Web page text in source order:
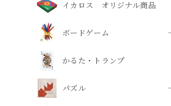
イカロス オリジナル商品
ボードゲーム
かるた・トランプ
パズル